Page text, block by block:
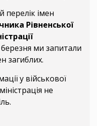
імен
Рівненської
березня ми запитали
загиблих.
у військової
не